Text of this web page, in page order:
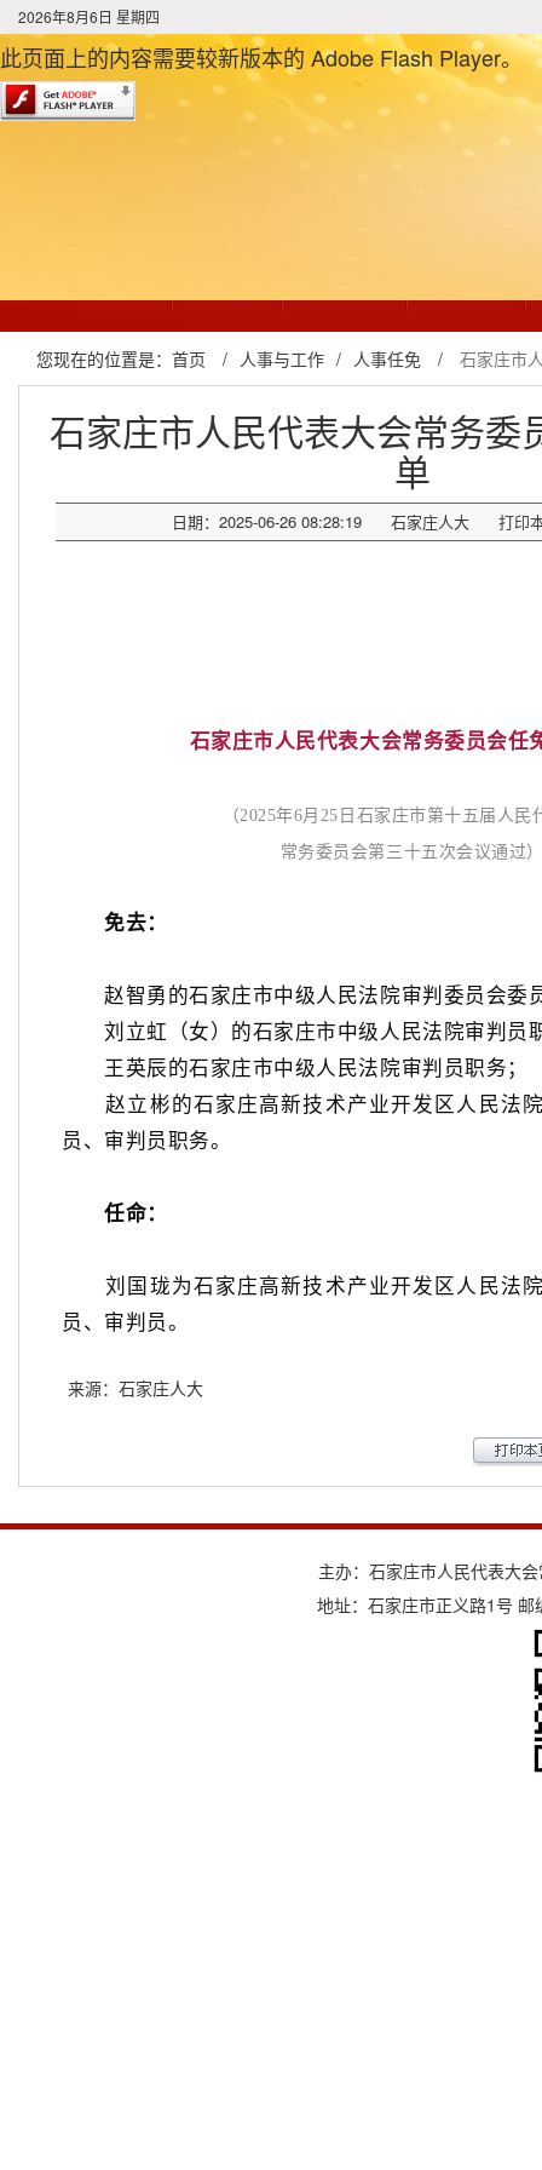
2026年8月6日 星期四
此页面上的内容需要较新版本的 Adobe Flash Player。
您现在的位置是： 首页 / 人事与工作 / 人事任免 / 石家庄市
石家庄市人民代表大会常务委
单
日期：2025-06-26 08:28:19 石家庄人大 打印
石家庄市人民代表大会常务委员会任
（2025年6月25日石家庄市第十五届人民
常务委员会第三十五次会议通过
免去：
赵智勇的石家庄市中级人民法院审判委员会委
刘立虹（女）的石家庄市中级人民法院审判员
王英辰的石家庄市中级人民法院审判员职务；
赵立彬的石家庄高新技术产业开发区人民法
员、审判员职务。
任命：
刘国珑为石家庄高新技术产业开发区人民法
员、审判员。
来源：石家庄人大
主办：石家庄市人民代表大
地址：石家庄市正义路1号